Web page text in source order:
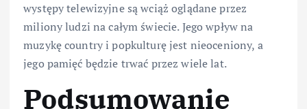
występy telewizyjne są wciąż oglądane przez
miliony ludzi na całym świecie. Jego wpływ na
muzykę country i popkulturę jest nieoceniony, a
jego pamięć będzie trwać przez wiele lat.
Podsumowanie